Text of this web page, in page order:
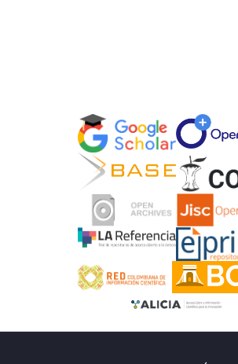
resistencia a antibióticos
fisicoquímicos en
provenientes de
comunidad Awajún de
seleccionaron cinco
largo de la red de
desde el ingreso al pozo
hasta la última vivienda
de técnicas de extracción
se detectó la presencia
resistencia: marA, emrC,
qEmar.